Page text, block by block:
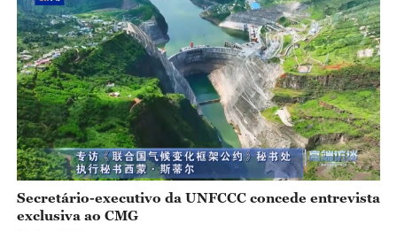
Secretário-executivo da UNFCCC concede entrevista
exclusiva ao CMG